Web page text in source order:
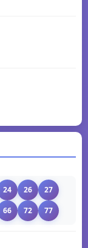
24 26
27
66 72 77